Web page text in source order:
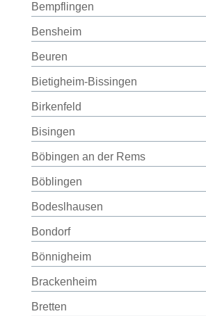
Bempflingen
Bensheim
Beuren
Bietigheim-Bissingen
Birkenfeld
Bisingen
Böbingen an der Rems
Böblingen
Bodeslhausen
Bondorf
Bönnigheim
Brackenheim
Bretten